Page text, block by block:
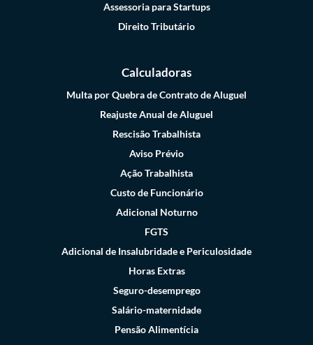
Assessoria para Startups
Direito Tributário
Calculadoras
Multa por Quebra de Contrato de Aluguel
Reajuste Anual de Aluguel
Rescisão Trabalhista
Aviso Prévio
Ação Trabalhista
Custo de Funcionário
Adicional Noturno
FGTS
Adicional de Insalubridade e Periculosidade
Horas Extras
Seguro-desemprego
Salário-maternidade
Pensão Alimentícia